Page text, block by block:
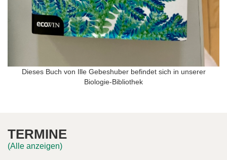
Dieses Buch von Ille Gebeshuber befindet sich in unserer
Biologie-Bibliothek
TERMINE
(Alle anzeigen)